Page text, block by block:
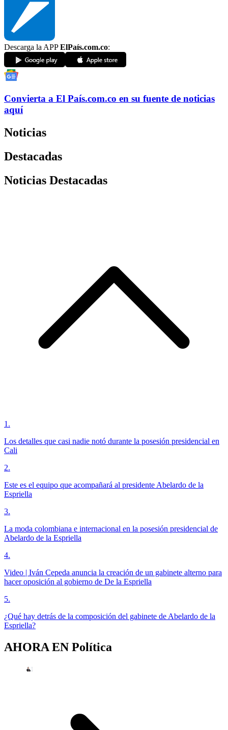
Descarga la APPElPaís.com.co:
Convierta a El País.com.co en su fuente de noticias
aquí
Noticias
Destacadas
Noticias Destacadas
1 .
Los detalles que casi nadie notó durante la posesión presidencial en
Cali
2.
Este es el equipo que acompañará al presidente Abelardo de la
Espriella
3.
La moda colombiana e internacional en la posesión presidencial de
Abelardo de la Espriella
4.
Video | Iván Cepeda anuncia la creación de un gabinete alterno para
hacer oposición al gobierno de De la Espriella
5.
¿Qué hay detrás de la composición del gabinete de Abelardo de la
Espriella?
AHORA EN Política